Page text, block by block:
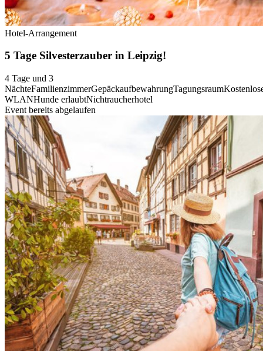
Hotel-Arrangement
5 Tage Silvesterzauber in Leipzig!
4 Tage und 3
NächteFamilienzimmerGepäckaufbewahrungTagungsraum
WLANHunde erlaubtNichtraucherhotel
Event bereits abgelaufen